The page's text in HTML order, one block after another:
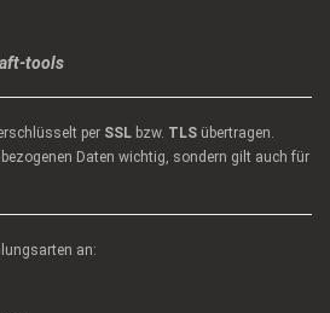
tools
per SSL bzw. TLS übertragen.
Daten wichtig, sondern gilt auch für
an: